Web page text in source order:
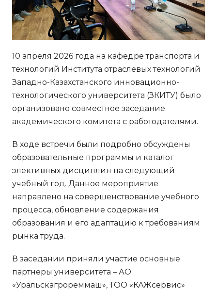
10 апреля 2026 года на кафедре транспорта и
технологий Института отраслевых технологий
Западно-Казахстанского инновационно-
технологического университета (ЗКИТУ) было
организовано совместное заседание
академического комитета с работодателями.
В ходе встречи были подробно обсуждены
образовательные программы и каталог
элективных дисциплин на следующий
учебный год. Данное мероприятие
направлено на совершенствование учебного
процесса, обновление содержания
образования и его адаптацию к требованиям
рынка труда.
В заседании приняли участие основные
партнеры университета – АО
«Уральскагрореммаш», ТОО «КАЖсервис»